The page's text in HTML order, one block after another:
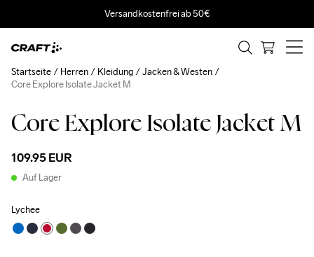
Versandkostenfrei ab 50€
Core Explore Isolate Jacket M
109.95 EUR
Auf Lager
Lychee
Startseite Herren Kleidung
Jacken & Westen
Core Explore Isolate Jacket M